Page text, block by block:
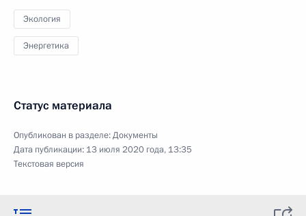
Экология
Энергетика
Статус материала
Опубликован в разделе:Документы
Дата публикации: 13 июля 2020 года, 13:35
Текстовая версия